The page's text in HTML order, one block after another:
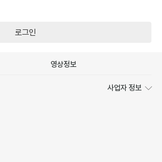
로그인
영상정보
사업자 정보